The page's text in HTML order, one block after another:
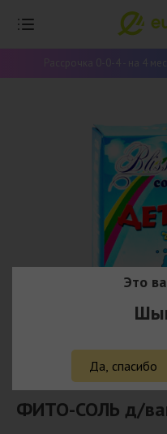
Рассрочка 0-0-4 - на 4
ФИТО-СОЛЬ д/
Это
Да, спасибо